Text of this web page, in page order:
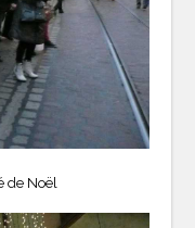
de Noël